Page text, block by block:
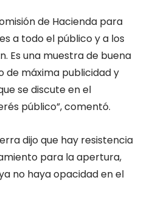
de Hacienda para
a todo el público y a los
Es una muestra de buena
de máxima publicidad y
se discute en el
público”, comentó.
dijo que hay resistencia
para la apertura,
no haya opacidad en el